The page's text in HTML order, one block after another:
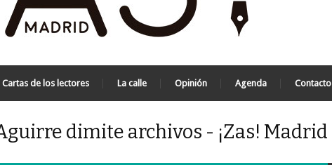
Cartas de los lectores La calle Opinión Agenda Contacto
dimite archivos - ¡Zas! Madrid